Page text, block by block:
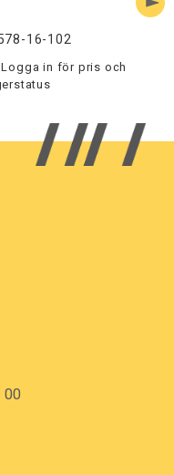
16-102
Logga in för pris och